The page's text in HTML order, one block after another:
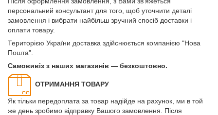
персональний консультант для того, щоб уточнити деталі
замовлення і вибрати найбільш зручний спосіб доставки і
оплати товару.
Територією України доставка здійснюється компанією "Нова
Пошта".
Самовивіз з наших магазинів — безкоштовно.
ОТРИМАННЯ ТОВАРУ
Як тільки передоплата за товар надійде на рахунок, ми в той
же день зробимо відправку Вашого замовлення. Після